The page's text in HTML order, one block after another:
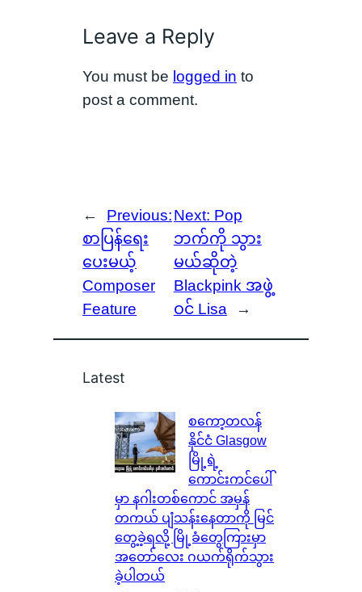
Leave a Reply
You must be logged in to
post a comment.
←
Previous:
စာပြန်ရေး
ပေးမယ့်
Composer
Feature
Next: Pop
ဘက်ကို သွား
မယ်ဆိုတဲ့
Blackpink အဖွဲ့
ဝင် Lisa
→
Latest
စကော့တလန်
နိုင်ငံ Glasgow
မြို့ရဲ့
ကောင်းကင်ပေါ်
မှာ နဂါးတစ်ကောင် အမှန်
တကယ် ပျံသန်းနေတာကို မြင်
တွေ့ခဲ့ရလို့ မြို့ခံတွေကြားမှာ
အတော်လေး ဂယက်ရိုက်သွား
ခဲ့ပါတယ်